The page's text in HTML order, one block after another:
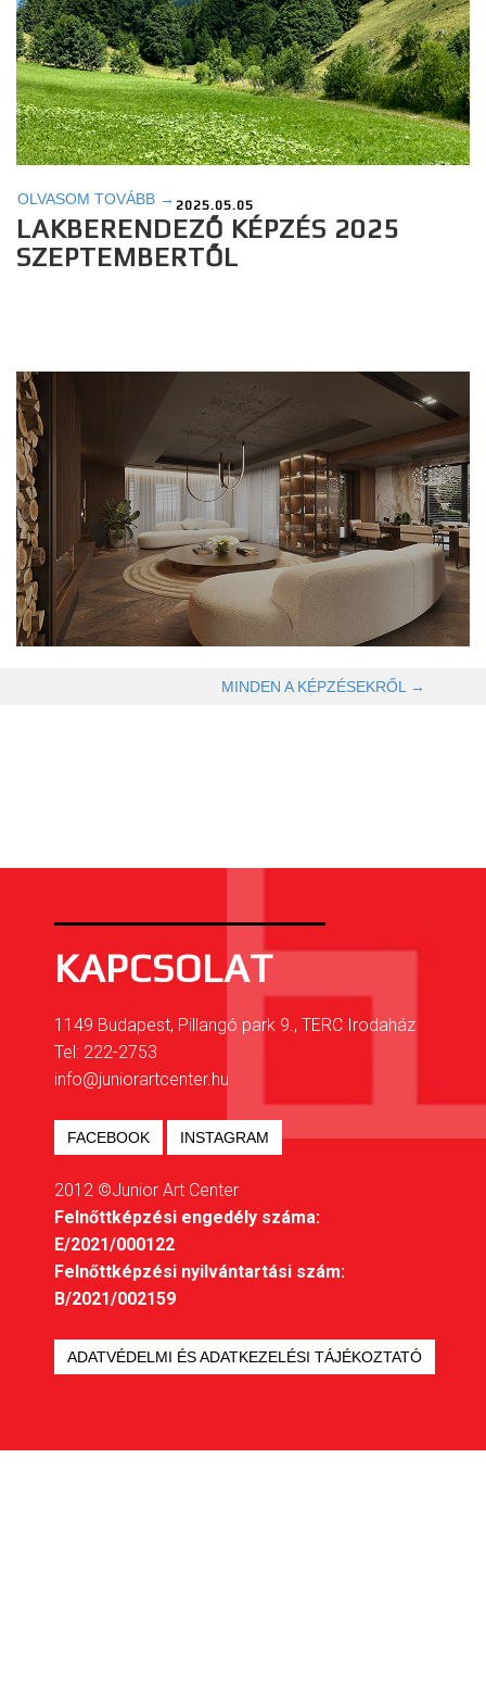
OLVASOM TOVÁBB → 2025.05.05
LAKBERENDEZŐ KÉPZÉS 2025
SZEPTEMBERTŐL
MINDEN A KÉPZÉSEKRŐL →
KAPCSOLAT
1149 Budapest, Pillangó park 9., TERC Irodaház
Tel: 222-2753
info@juniorartcenter.hu
FACEBOOK INSTAGRAM
2012 ©Junior Art Center
Felnőttképzési engedély száma:
E/2021/000122
Felnőttképzési nyilvántartási szám:
B/2021/002159
ADATVÉDELMI ÉS ADATKEZELÉSI TÁJÉKOZTATÓ